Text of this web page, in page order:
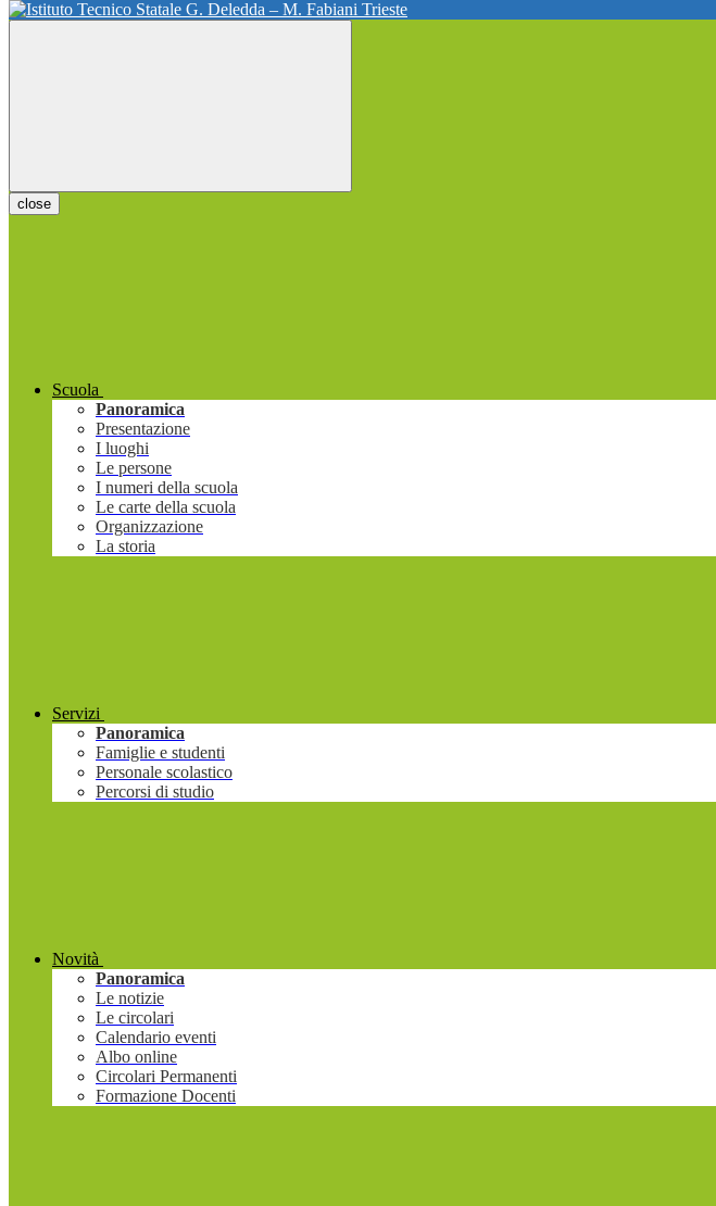
close
Scuola
Panoramica
Presentazione
I luoghi
Le persone
I numeri della scuola
Le carte della scuola
Organizzazione
La storia
Servizi
Panoramica
Famiglie e studenti
Personale scolastico
Percorsi di studio
Novità
Panoramica
Le notizie
Le circolari
Calendario eventi
Albo online
Circolari Permanenti
Formazione Docenti